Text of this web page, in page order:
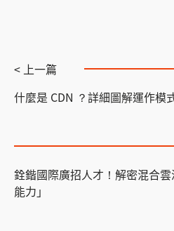
< 上一篇
什麼是 CDN ？詳細圖解運作模
銓鍇國際廣招人才！解密混合
能力」